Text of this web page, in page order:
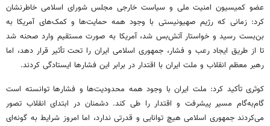
عضو کمیسیون امنیت ملی و سیاست خارجی مجلس شورای اسلامی خاطرنشان
کرد: زمانی که رژیم صهیونیستی با وجود همه حمایت‌ها و کمک‌های آمریکا به
بن‌بست رسید و خواستار آتش‌بس شد، آمریکا به صورت مستقیم وارد صحنه شد
تا از طریق ایجاد رعب و فشار، جمهوری اسلامی ایران را تحت تأثیر قرار دهد، اما
رهبر معظم انقلاب و ملت ایران با اقتدار در برابر این فشارها ایستادگی کردند.
کوثری تأکید کرد: ملت ایران با وجود همه محدودیت‌ها و فشارها توانسته است
گام‌به‌گام مسیر پیشرفت و اقتدار را طی کند. دشمنان در ابتدای انقلاب تصور
می‌کردند جمهوری اسلامی هیچ توانایی و قدرتی ندارد، اما امروز شرایط به گونه‌ای